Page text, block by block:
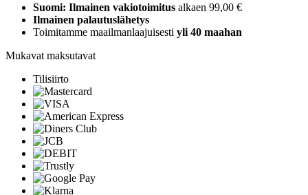
Suomi: Ilmainen vakiotoimitus alkaen 99,00 €
Ilmainen palautuslähetys
Toimitamme maailmanlaajuisesti yli 40 maahan
Mukavat maksutavat
Tilisiirto